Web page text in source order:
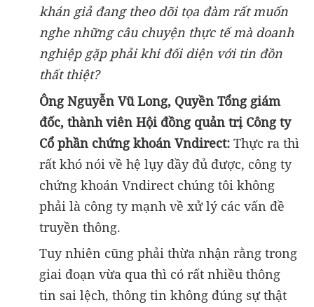
khán giả đang theo dõi tọa đàm rất muốn
nghe những câu chuyện thực tế mà doanh
nghiệp gặp phải khi đối diện với tin đồn
thất thiệt?
Ông Nguyễn Vũ Long, Quyền Tổng giám
đốc, thành viên Hội đồng quản trị Công ty
Cổ phần chứng khoán Vndirect: Thực ra thì
rất khó nói về hệ lụy đầy đủ được, công ty
chứng khoán Vndirect chúng tôi không
phải là công ty mạnh về xử lý các vấn đề
truyền thông.
Tuy nhiên cũng phải thừa nhận rằng trong
giai đoạn vừa qua thì có rất nhiều thông
tin sai lệch, thông tin không đúng sự thật